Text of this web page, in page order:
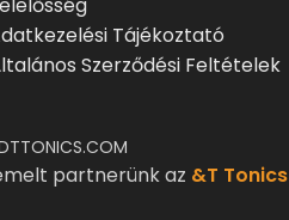
Tájékoztató
Szerződési Feltételek
partnerünk az &T Tonics